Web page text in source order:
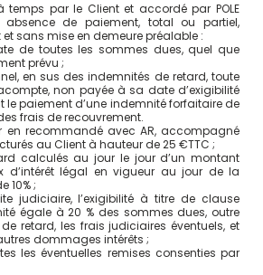
temps par le Client et accordé par POLE
absence de paiement, total ou partiel,
sans mise en demeure préalable :
de toutes les sommes dues, quel que
prévu ;
en sus des indemnités de retard, toute
non payée à sa date d’exigibilité
le paiement d’une indemnité forfaitaire de
frais de recouvrement.
en recommandé avec AR, accompagné
au Client à hauteur de 25 €TTC ;
calculés au jour le jour d’un montant
légal en vigueur au jour de la
10% ;
judiciaire, l’exigibilité à titre de clause
égale à 20 % des sommes dues, outre
retard, les frais judiciaires éventuels, et
dommages intérêts ;
les éventuelles remises consenties par